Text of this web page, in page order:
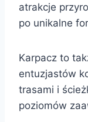
atrakcje
po unikalne
Karpacz to
entuzjastów
trasami i
poziomów